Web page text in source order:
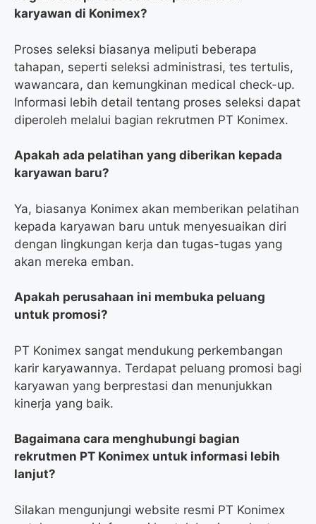
karyawan di Konimex?
Proses seleksi biasanya meliputi beberapa
tahapan, seperti seleksi administrasi, tes tertulis,
wawancara, dan kemungkinan medical check-up.
Informasi lebih detail tentang proses seleksi dapat
diperoleh melalui bagian rekrutmen PT Konimex.
Apakah ada pelatihan yang diberikan kepada
karyawan baru?
Ya, biasanya Konimex akan memberikan pelatihan
kepada karyawan baru untuk menyesuaikan diri
dengan lingkungan kerja dan tugas-tugas yang
akan mereka emban.
Apakah perusahaan ini membuka peluang
untuk promosi?
PT Konimex sangat mendukung perkembangan
karir karyawannya. Terdapat peluang promosi bagi
karyawan yang berprestasi dan menunjukkan
kinerja yang baik.
Bagaimana cara menghubungi bagian
rekrutmen PT Konimex untuk informasi lebih
lanjut?
Silakan mengunjungi website resmi PT Konimex